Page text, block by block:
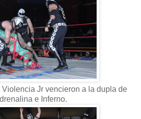
Violencia Jr vencieron a la dupla de
e Inferno.